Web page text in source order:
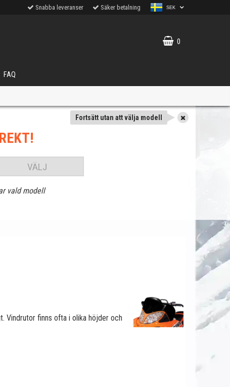
Snabba leveranser Säker betalning SEK
0
FAQ
Fortsätt utan att välja modell
VÄLJ
vald modell
Vindrutor finns ofta i olika höjder och